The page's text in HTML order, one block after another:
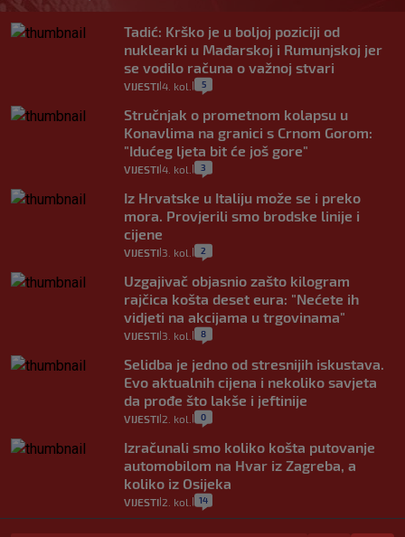
Tadić: Krško je u boljoj poziciji od
nuklearki u Mađarskoj i Rumunjskoj jer
se vodilo računa o važnoj stvari
VIJESTI 4. kol. 5
Stručnjak o prometnom kolapsu u
Konavlima na granici s Crnom Gorom:
"Idućeg ljeta bit će još gore"
VIJESTI 4. kol. 3
Iz Hrvatske u Italiju može se i preko
mora. Provjerili smo brodske linije i
cijene
VIJESTI 3. kol. 2
Uzgajivač objasnio zašto kilogram
rajčica košta deset eura: "Nećete ih
vidjeti na akcijama u trgovinama"
VIJESTI 3. kol. 8
Selidba je jedno od stresnijih iskustava.
Evo aktualnih cijena i nekoliko savjeta
da prođe što lakše i jeftinije
VIJESTI 2. kol. 0
Izračunali smo koliko košta putovanje
automobilom na Hvar iz Zagreba, a
koliko iz Osijeka
VIJESTI 2. kol. 14
"Kći je otišla na more, a zaboravila